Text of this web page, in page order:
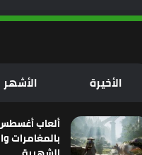
الأخيرة الأشهر
بالمغامرات